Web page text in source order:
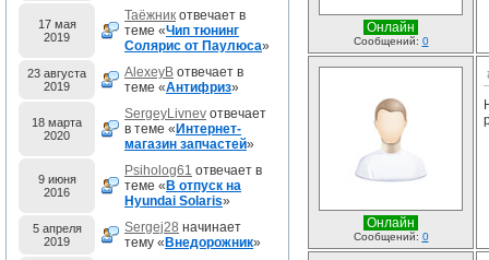
17 мая
2019
Таёжник отвечает в
теме «Чип тюнинг
Солярис от Паулюса»
23 августа
2019
AlexeyB отвечает в
теме «Антифриз»
18 марта
2020
SergeyLivnev отвечает
в теме « Интернет-
магазин запчастей»
9 июня
2016
Psiholog61 отвечает в
теме « В отпуск на
Hyundai Solaris»
5 апреля
2019
Sergej28 начинает
тему « Внедорожник»
Онлайн
Сообщений: 0
Онлайн
Сообщений: 0